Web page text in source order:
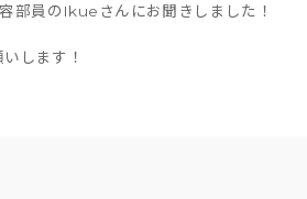
部員のIkueさんにお聞きしました！
します！